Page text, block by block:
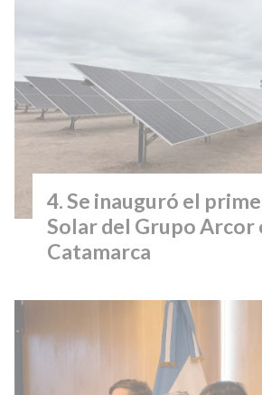
Se inauguró el
Solar del Grupo Arcor
Catamarca